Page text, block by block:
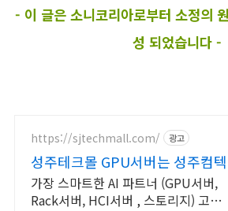
- 이 글은 소니코리아로부터 소정의
성 되었습니다 -
https://sjtechmall.com/ 광고
성주테크몰 GPU서버는 성주컴텍
가장 스마트한 AI 파트너 (GPU서버,
Rack서버, HCI서버 , 스토리지) 고성